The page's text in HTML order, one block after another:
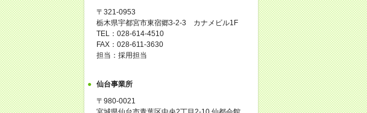
〒321-0953
栃木県宇都宮市東宿郷3-2-3 カナメビル1F
TEL：028-614-4510
FAX：028-611-3630
担当：採用担当
仙台事業所
〒980-0021